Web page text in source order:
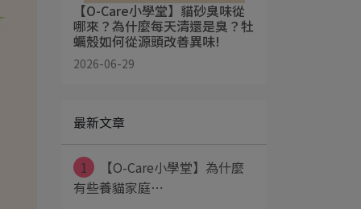
【O-Care小學堂】貓砂臭味從
哪來？為什麼每天清還是臭？牡
蠣殼如何從源頭改善異味!
2026-06-29
最新文章
1
【O-Care小學堂】為什麼
有些養貓家庭⋯